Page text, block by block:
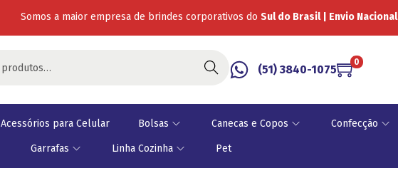
Somos a maior empresa de brindes corporativos do Sul do Brasil | Envio Nacional
Buscar (51) 3840-1075
0
Acessórios para Celular Bolsas Canecas e Copos Confecção
Garrafas Linha Cozinha Pet